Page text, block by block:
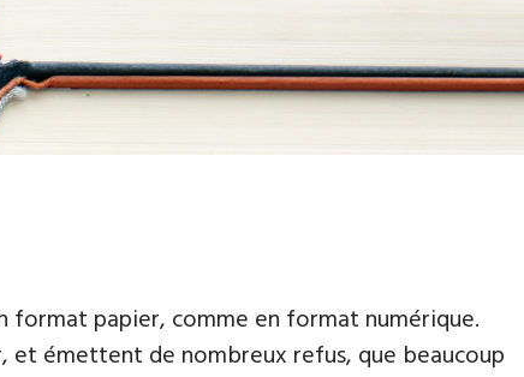
format papier, comme en format numérique.
et émettent de nombreux refus, que beaucoup